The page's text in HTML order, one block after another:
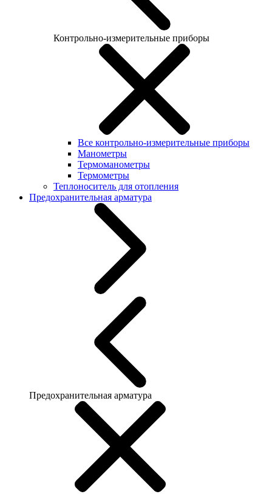
Контрольно-измерительные приборы
Все контрольно-измерительные приборы
Манометры
Термоманометры
Термометры
Теплоноситель для отопления
Предохранительная арматура
Предохранительная арматура